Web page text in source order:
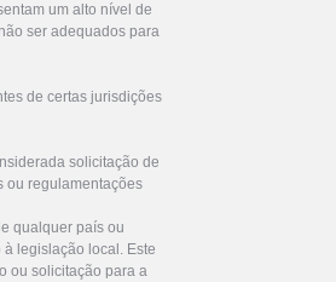
um alto nível de
ser adequados para
de certas jurisdições
solicitação de
ou regulamentações
qualquer país ou
legislação local. Este
ou solicitação para a